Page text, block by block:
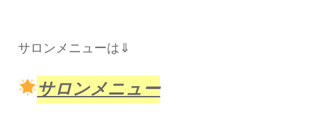
サロンメニューは⇓
サロンメニュー